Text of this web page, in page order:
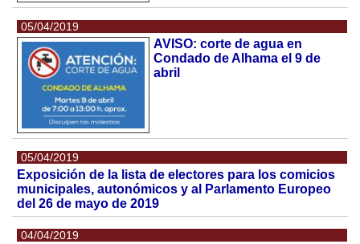
05/04/2019
AVISO: corte de agua en
Condado de Alhama el 9 de
abril
05/04/2019
Exposición de la lista de electores para los comicios
municipales, autonómicos y al Parlamento Europeo
del 26 de mayo de 2019
04/04/2019